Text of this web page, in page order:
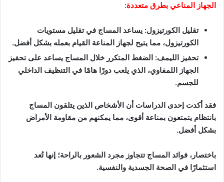
الجهاز المناعي بطرق متعددة:
تقليل الكورتيزول: يساعد المساج في تقليل مستويات
الكورتيزول، مما يتيح لجهاز المناعة القيام بعمله بشكل أفضل.
تحفيز الليمف: الضغط المتكرر خلال المساج يساعد على تحفيز
الجهاز اللمفاوي، الذي يلعب دورًا هامًا في التنظيف الداخلي
للجسم.
فقد أكدت إحدى الدراسات أن الأشخاص الذين يتلقون المساج
بانتظام يتمتعون بمناعة أقوى، مما يمكنهم من مقاومة الأمراض
بشكل أفضل.
باختصار، فوائد المساج تتجاوز مجرد الشعور بالراحة؛ إنها تُعد
استثمارًا في الصحة الجسدية والنفسية.